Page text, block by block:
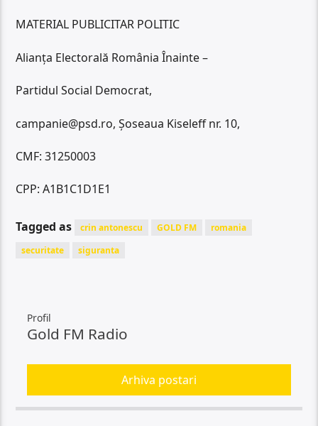
MATERIAL PUBLICITAR POLITIC
Alianța Electorală România Înainte –
Partidul Social Democrat,
campanie@psd.ro, Șoseaua Kiseleff nr. 10,
CMF: 31250003
CPP: A1B1C1D1E1
Tagged as crin antonescu GOLD FM
romania
securitate
siguranta
Profil
Gold FM Radio
Arhiva postari